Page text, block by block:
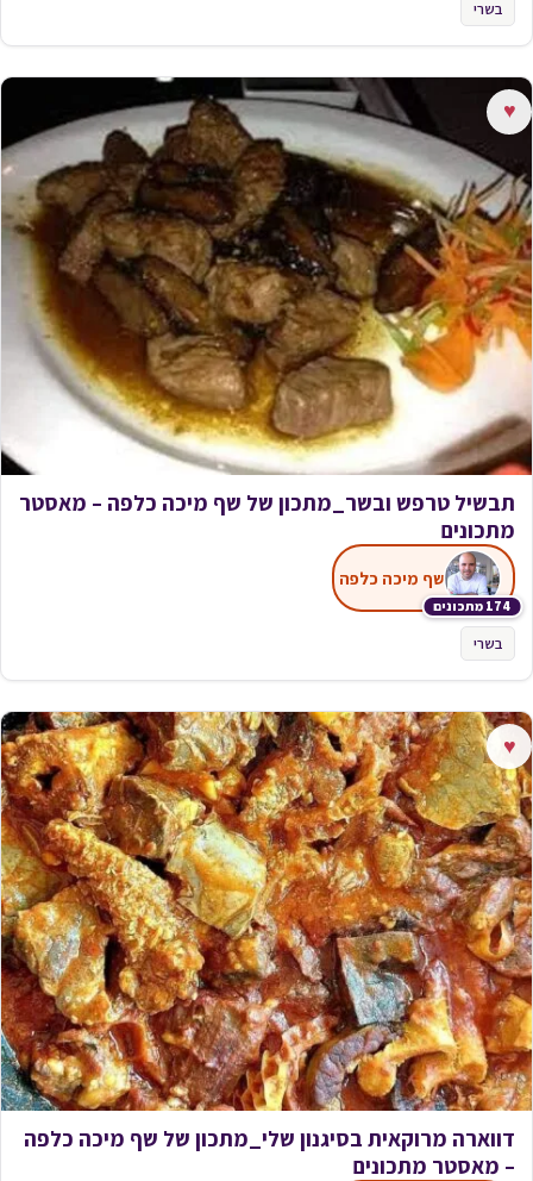
בשרי
♥
תבשיל טרפש ובשר_מתכון של שף מיכה כלפה – מאסטר
מתכונים
174 מתכונים
שף מיכה כלפה
בשרי
♥
דווארה מרוקאית בסיגנון שלי_מתכון של שף מיכה כלפה
– מאסטר מתכונים